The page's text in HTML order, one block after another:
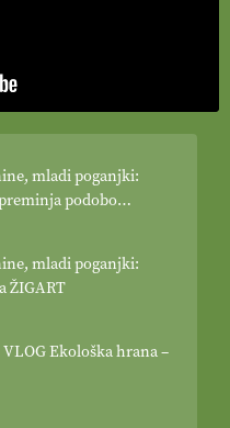
mladi poganjki:
podobo
mladi poganjki:
ŽIGART
Ekološka hrana –